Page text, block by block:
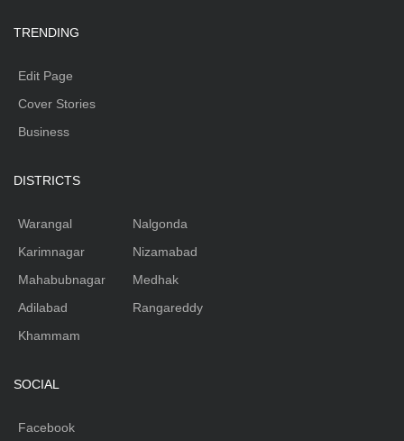
TRENDING
Edit Page
Cover Stories
Business
DISTRICTS
Warangal
Karimnagar
Mahabubnagar
Adilabad
Khammam
Nalgonda
Nizamabad
Medhak
Rangareddy
SOCIAL
Facebook